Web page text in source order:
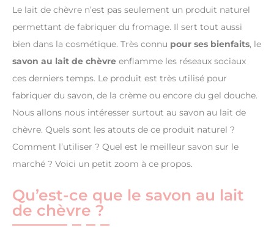
Le lait de chèvre n’est pas seulement un produit naturel
permettant de fabriquer du fromage. Il sert tout aussi
bien dans la cosmétique. Très connu pour ses bienfaits, le
savon au lait de chèvre enflamme les réseaux sociaux
ces derniers temps. Le produit est très utilisé pour
fabriquer du savon, de la crème ou encore du gel douche.
Nous allons nous intéresser surtout au savon au lait de
chèvre. Quels sont les atouts de ce produit naturel ?
Comment l’utiliser ? Quel est le meilleur savon sur le
marché ? Voici un petit zoom à ce propos.
Qu’est-ce que le savon au lait
de chèvre ?